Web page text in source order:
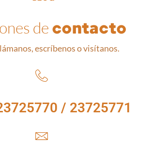
de contacto
escríbenos o visítanos.
/ 23725771